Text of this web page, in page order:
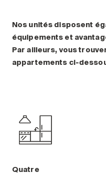
Nos unités disposent
équipements et
Par ailleurs, vous
appartements ci-
Quatre